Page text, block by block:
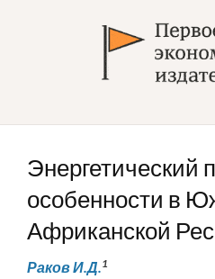
Энергетический
особенности в
Африканской
Раков И.Д.1